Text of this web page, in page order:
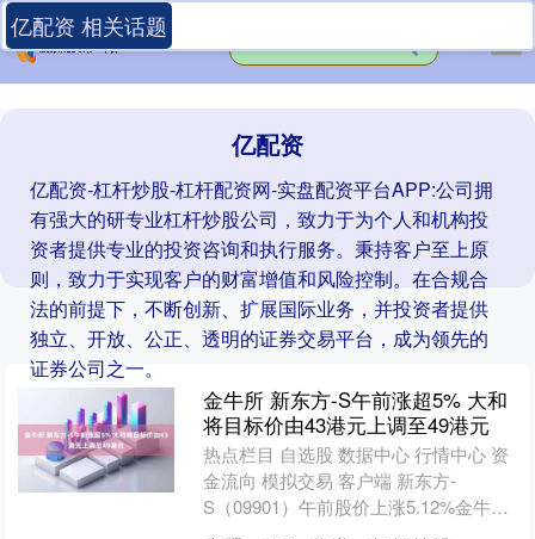
亿配资
亿配资-杠杆炒股-杠杆配资网-实盘配资平台APP:公司拥
有强大的研专业杠杆炒股公司，致力于为个人和机构投
资者提供专业的投资咨询和执行服务。秉持客户至上原
则，致力于实现客户的财富增值和风险控制。在合规合
法的前提下，不断创新、扩展国际业务，并投资者提供
独立、开放、公正、透明的证券交易平台，成为领先的
证券公司之一。
亿配资 相关话题
金牛所 新东方-S午前涨超5% 大和
将目标价由43港元上调至49港元
热点栏目 自选股 数据中心 行情中心 资
金流向 模拟交易 客户端 新东方-
S（09901）午前股价上涨5.12%金牛
所，现报41.48港元，成交额1.22亿港